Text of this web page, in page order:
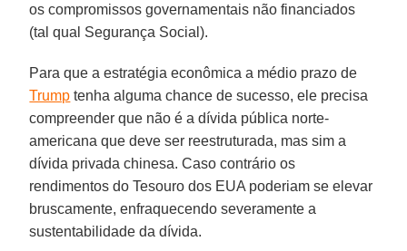
os compromissos governamentais não financiados
(tal qual Segurança Social).
Para que a estratégia econômica a médio prazo de
Trump tenha alguma chance de sucesso, ele precisa
compreender que não é a dívida pública norte-
americana que deve ser reestruturada, mas sim a
dívida privada chinesa. Caso contrário os
rendimentos do Tesouro dos EUA poderiam se elevar
bruscamente, enfraquecendo severamente a
sustentabilidade da dívida.